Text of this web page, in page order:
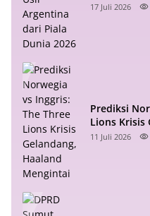
17 Juli 2026
Prediksi
Lions Krisis
Mengintai
11 Juli 2026